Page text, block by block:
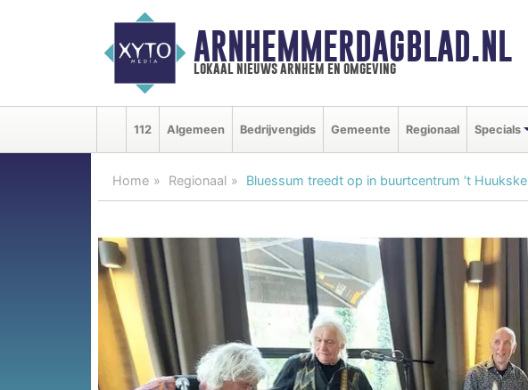
ARNHEMMERDAGBLAD.NL
lokaal nieuws arnhem en omgeving
112 Algemeen Bedrijvengids Gemeente Regionaal Specials
Home Regionaal Bluessum treedt op in buurtcentrum ’t Huukske